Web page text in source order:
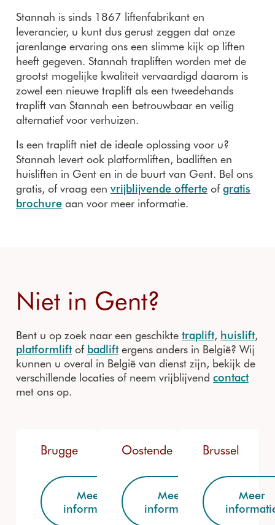
Stannah is sinds 1867 liftenfabrikant en
leverancier, u kunt dus gerust zeggen dat onze
jarenlange ervaring ons een slimme kijk op liften
heeft gegeven. Stannah trapliften worden met de
grootst mogelijke kwaliteit vervaardigd daarom is
zowel een nieuwe traplift als een tweedehands
traplift van Stannah een betrouwbaar en veilig
alternatief voor verhuizen.
Is een traplift niet de ideale oplossing voor u?
Stannah levert ook platformliften, badliften en
huisliften in Gent en in de buurt van Gent. Bel ons
gratis, of vraag een vrijblijvende offerte ofgratis
brochure aan voor meer informatie.
Niet in Gent?
Bent u op zoek naar een geschikte traplift, huislift,
platformliftof badliftergens anders in België? Wij
kunnen u overal in België van dienst zijn, bekijk de
verschillende locaties of neem vrijblijvend contact
met ons op.
Brugge
Meer
informatie
Oostende
Meer
informatie
Brussel
Meer